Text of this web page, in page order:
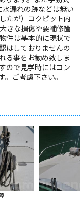
漏れの跡などは無い
たが）コクピット内
きな損傷や要補修箇
件は基本的に現状で
はしておりませんの
る事をお勧め致しま
ので見学時にはコン
ご考慮下さい。